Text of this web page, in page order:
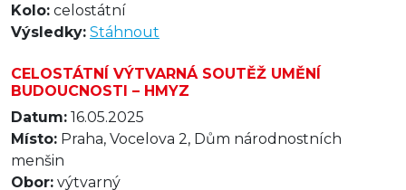
Kolo: celostátní
Výsledky: Stáhnout
CELOSTÁTNÍ VÝTVARNÁ SOUTĚŽ UMĚNÍ
BUDOUCNOSTI – HMYZ
Datum: 16.05.2025
Místo: Praha, Vocelova 2, Dům národnostních
menšin
Obor: výtvarný